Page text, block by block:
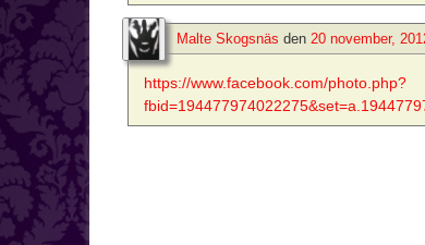
Malte Skogsnäs den 20 november,
https://www.facebook.com/photo.php?